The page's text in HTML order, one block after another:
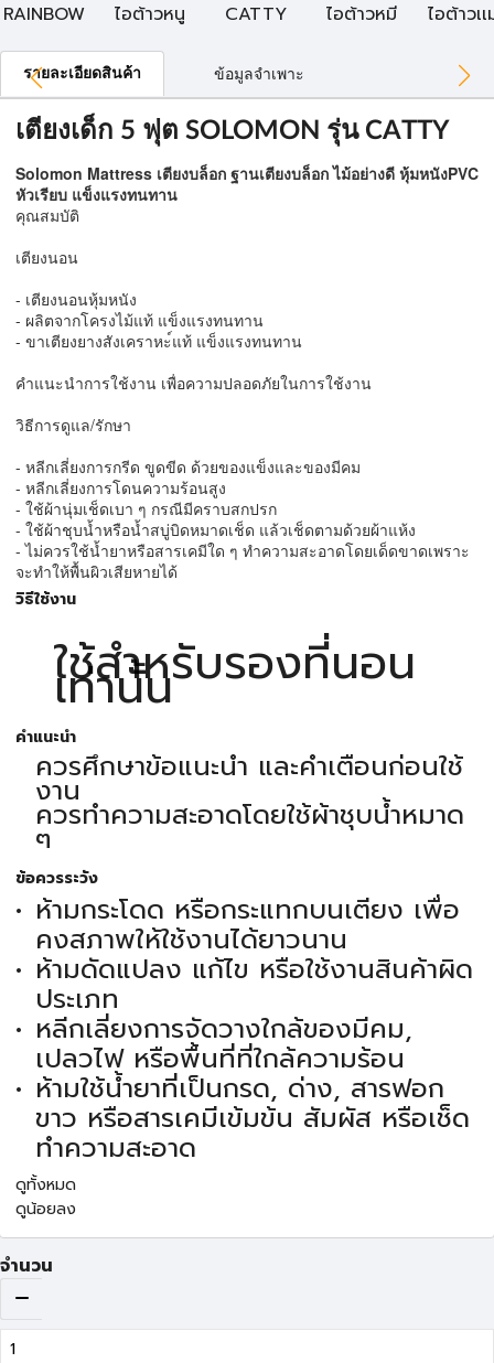
RAINBOW ไอต้าวหนู CATTY ไอต้าวหมี ไอต้าวเ
รายละเอียดสินค้า ข้อมูลจำเพาะ
เตียงเด็ก 5 ฟุต SOLOMON รุ่น CATTY
Solomon Mattress เตียงบล็อก ฐานเตียงบล็อก ไม้อย่างดี หุ้มหนังPVC
หัวเรียบ แข็งแรงทนทาน
คุณสมบัติ
เตียงนอน
- เตียงนอนหุ้มหนัง
- ผลิตจากโครงไม้แท้ แข็งแรงทนทาน
- ขาเตียงยางสังเคราหะ์แท้ แข็งแรงทนทาน
คำแนะนำการใช้งาน เพื่อความปลอดภัยในการใช้งาน
วิธีการดูแล/รักษา
- หลีกเลี่ยงการกรีด ขูดขีด ด้วยของแข็งและของมีคม
- หลีกเลี่ยงการโดนความร้อนสูง
- ใช้ผ้านุ่มเช็ดเบา ๆ กรณีมีคราบสกปรก
- ใช้ผ้าชุบน้ำหรือน้ำสบู่บิดหมาดเช็ด แล้วเช็ดตามด้วยผ้าแห้ง
- ไม่ควรใช้น้ำยาหรือสารเคมีใด ๆ ทำความสะอาดโดยเด็ดขาดเพราะ
จะทำให้พื้นผิวเสียหายได้
วิธีใช้งาน
ใช้สำหรับรองที่นอน
เท่านั้น
คำแนะนำ
ควรศึกษาข้อแนะนำ และคำเตือนก่อนใช้
งาน
ควรทำความสะอาดโดยใช้ผ้าชุบนํ้าหมาด
ๆ
ข้อควรระวัง
ห้ามกระโดด หรือกระแทกบนเตียง เพื่อ
คงสภาพให้ใช้งานได้ยาวนาน
ห้ามดัดแปลง แก้ไข หรือใช้งานสินค้าผิด
ประเภท
หลีกเลี่ยงการจัดวางใกล้ของมีคม,
เปลวไฟ หรือพื้นที่ที่ใกล้ความร้อน
ห้ามใช้น้ำยาที่เป็นกรด, ด่าง, สารฟอก
ขาว หรือสารเคมีเข้มข้น สัมผัส หรือเช็ด
ทำความสะอาด
ดูทั้งหมด
ดูน้อยลง
จำนวน